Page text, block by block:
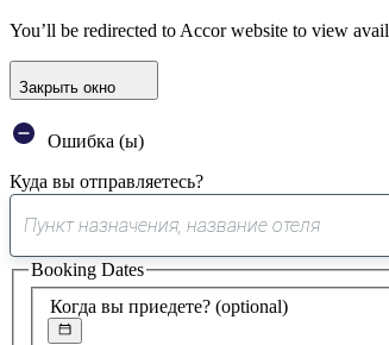
You’ll be redirected to Accor website to view
Закрыть окно
Ошибка (ы)
Куда вы отправляетесь?
Когда вы приедете? (optional)
Booking Dates